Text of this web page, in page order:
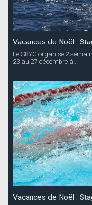
Vacances de Noël :
Le SBYC organise 2
23 au 27 décembre à...
Vacances de Noël :